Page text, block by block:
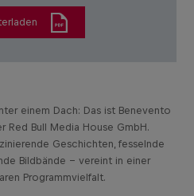
einem Dach: Das ist Benevento
Red Bull Media House GmbH.
Geschichten, fesselnde
Bildbände – vereint in einer
Programmvielfalt.